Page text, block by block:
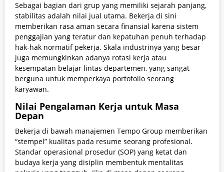
Sebagai bagian dari grup yang memiliki sejarah panjang,
stabilitas adalah nilai jual utama. Bekerja di sini
memberikan rasa aman secara finansial karena sistem
penggajian yang teratur dan kepatuhan penuh terhadap
hak-hak normatif pekerja. Skala industrinya yang besar
juga memungkinkan adanya rotasi kerja atau
kesempatan belajar lintas departemen, yang sangat
berguna untuk memperkaya portofolio seorang
karyawan.
Nilai Pengalaman Kerja untuk Masa
Depan
Bekerja di bawah manajemen Tempo Group memberikan
“stempel” kualitas pada resume seorang profesional.
Standar operasional prosedur (SOP) yang ketat dan
budaya kerja yang disiplin membentuk mentalitas